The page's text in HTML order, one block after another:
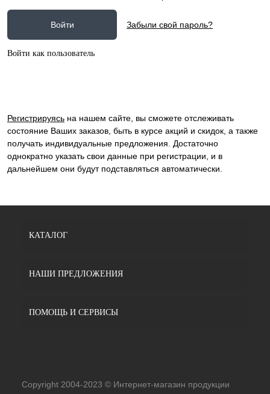
Забыли свой пароль?
Войти как пользователь
Регистрируясь на нашем сайте, вы сможете отслеживать
состояние Ваших заказов, быть в курсе акций и скидок, а также
получать индивидуальные предложения. Достаточно
однократно указать свои данные при регистрации, и в
дальнейшем они будут подставляться автоматически.
КАТАЛОГ
НАШИ ПРЕДЛОЖЕНИЯ
ПОМОЩЬ И СЕРВИСЫ
Copyright 2004-2023 © Интернет-магазин продукции